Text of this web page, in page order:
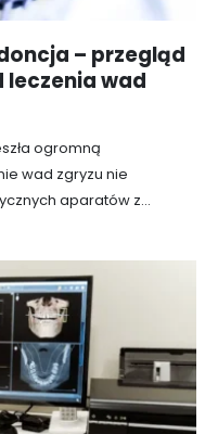
– przegląd
wad
ogromną
wad zgryzu nie
aparatów z...